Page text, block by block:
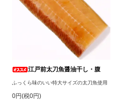
江戸前太刀魚醤油干し・腹
ふっくら味のいい特大サイズの太刀魚使用
0円(税0円)